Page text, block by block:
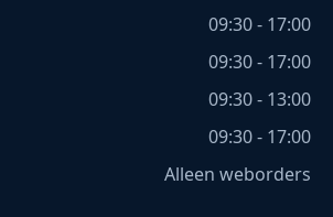
09:30 - 17:00
09:30 - 17:00
09:30 - 13:00
09:30 - 17:00
Alleen weborders